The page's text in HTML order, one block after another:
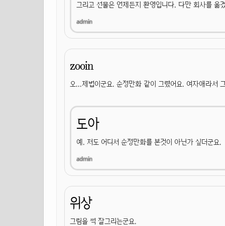
그리고 선물은 언제든지 환영입니다. 다만 회사를 옮
zooin
오...제법이군요. 순정만화 같이 그렸어요. 여자애라서
도아
예. 저도 어디서 순정만화를 본것이 아닌가 싶더군요.
위상
그림을 썩 잘그리는군요.